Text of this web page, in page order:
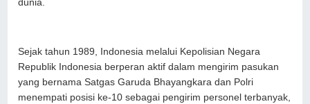
dunia.
Sejak tahun 1989, Indonesia melalui Kepolisian Negara
Republik Indonesia berperan aktif dalam mengirim pasukan
yang bernama Satgas Garuda Bhayangkara dan Polri
menempati posisi ke-10 sebagai pengirim personel terbanyak,